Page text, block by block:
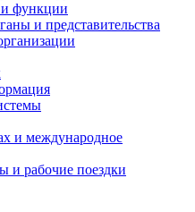
функции
и представительства
и международное
и рабочие поездки